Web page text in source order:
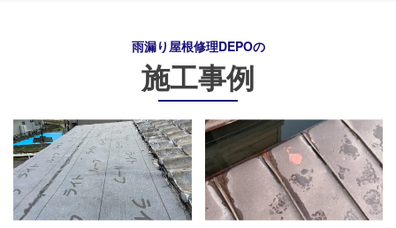
雨漏り屋根修理DEPOの
施工事例